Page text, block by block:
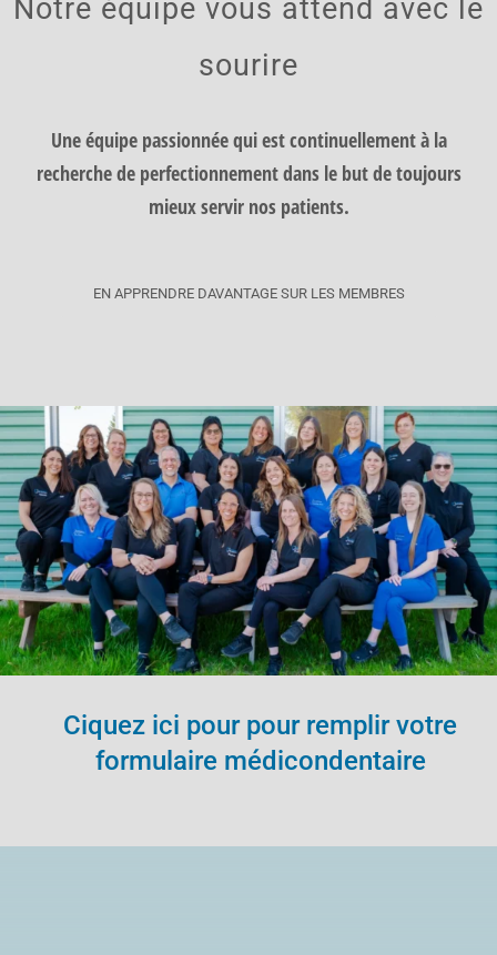
Notre équipe vous attend avec le
sourire
Une équipe passionnée qui est continuellement à la
recherche de perfectionnement dans le but de toujours
mieux servir nos patients.
EN APPRENDRE DAVANTAGE SUR LES MEMBRES
Ciquez ici pour pour remplir votre
formulaire médicondentaire